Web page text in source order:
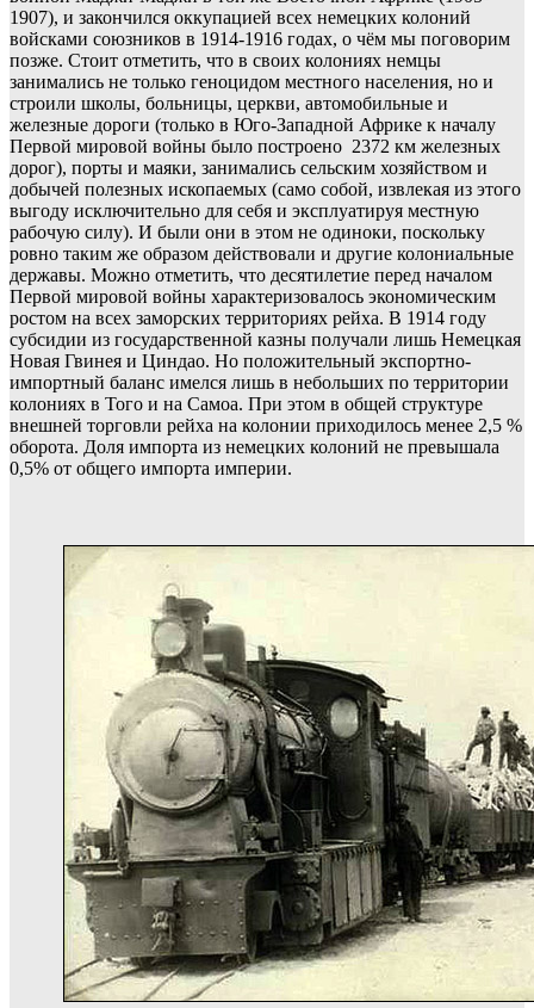
1907), и закончился оккупацией всех немецких колоний
войсками союзников в 1914-1916 годах, о чём мы поговорим
позже. Стоит отметить, что в своих колониях немцы
занимались не только геноцидом местного населения, но и
строили школы, больницы, церкви, автомобильные и
железные дороги (только в Юго-Западной Африке к началу
Первой мировой войны было построено 2372 км железных
дорог), порты и маяки, занимались сельским хозяйством и
добычей полезных ископаемых (само собой, извлекая из этого
выгоду исключительно для себя и эксплуатируя местную
рабочую силу). И были они в этом не одиноки, поскольку
ровно таким же образом действовали и другие колониальные
державы. Можно отметить, что десятилетие перед началом
Первой мировой войны характеризовалось экономическим
ростом на всех заморских территориях рейха. В 1914 году
субсидии из государственной казны получали лишь Немецкая
Новая Гвинея и Циндао. Но положительный экспортно-
импортный баланс имелся лишь в небольших по территории
колониях в Того и на Самоа. При этом в общей структуре
внешней торговли рейха на колонии приходилось менее 2,5 %
оборота. Доля импорта из немецких колоний не превышала
0,5% от общего импорта империи.